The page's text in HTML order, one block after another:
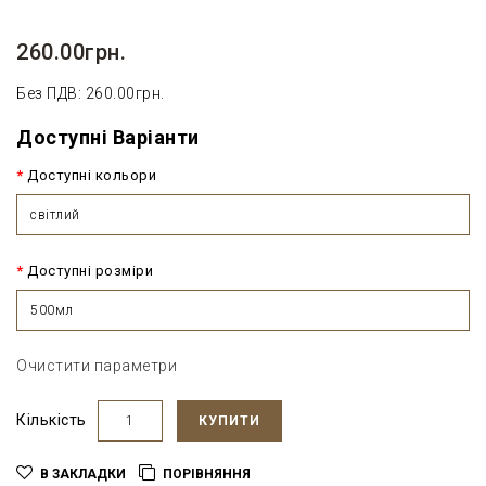
260.00грн.
Без ПДВ: 260.00грн.
Доступні Варіанти
Доступні кольори
світлий
Доступні розміри
500мл
Очистити параметри
Кількість КУПИТИ
В ЗАКЛАДКИ ПОРІВНЯННЯ